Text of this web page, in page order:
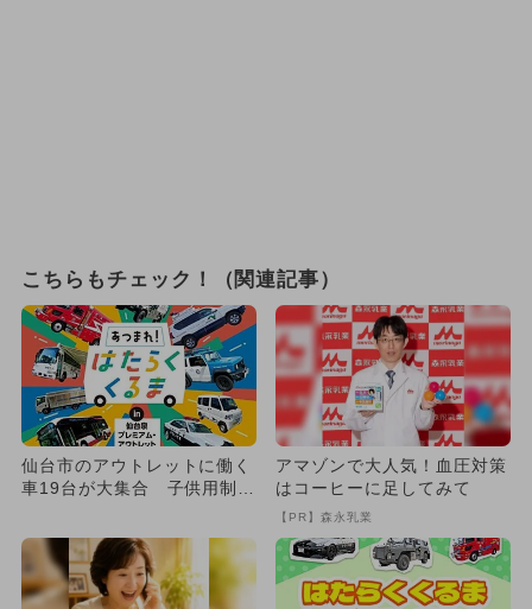
こちらもチェック！（関連記事）
仙台市のアウトレットに働く
車19台が大集合 子供用制服
アマゾンで大人気！血圧対策
はコーヒーに足してみて
【PR】森永乳業